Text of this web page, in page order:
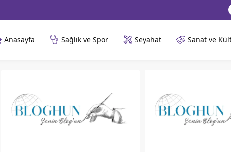
Anasayfa Sağlık ve Spor Seyahat Sanat ve